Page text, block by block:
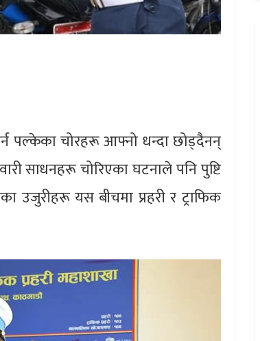
पल्केका चोरहरू आफ्नो धन्दा छोड्दैनन्
साधनहरू चोरिएका घटनाले पनि पुष्टि
उजुरीहरू यस बीचमा प्रहरी र ट्राफिक